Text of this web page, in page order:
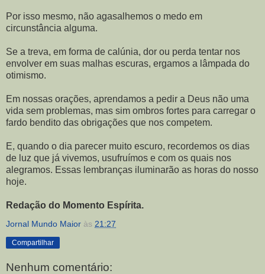
Por isso mesmo, não agasalhemos o medo em
circunstância alguma.
Se a treva, em forma de calúnia, dor ou perda tentar nos
envolver em suas malhas escuras, ergamos a lâmpada do
otimismo.
Em nossas orações, aprendamos a pedir a Deus não uma
vida sem problemas, mas sim ombros fortes para carregar o
fardo bendito das obrigações que nos competem.
E, quando o dia parecer muito escuro, recordemos os dias
de luz que já vivemos, usufruímos e com os quais nos
alegramos. Essas lembranças iluminarão as horas do nosso
hoje.
Redação do Momento Espírita.
Jornal Mundo Maior às 21:27
Compartilhar
Nenhum comentário: